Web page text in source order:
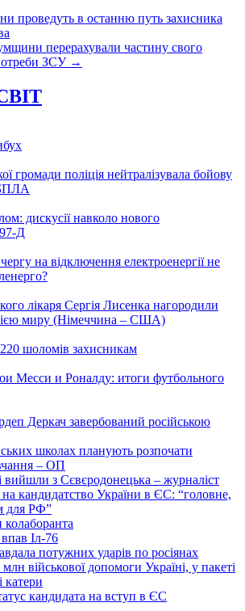
проведуть в останню путь захисника
перерахували частину свого
ЗСУ →
громади поліція нейтралізувала бойову
дискусії навколо нового
Д
на відключення електроенергії не
лікаря Сергія Лисенка нагородили
миру (Німеччина – США)
шоломів захисникам
Месси и Роналду: итоги футбольного
Деркач завербований російською
школах планують розпочати
– ОП
вийшли з Сєвєродонецька – журналіст
на кандидатство України в ЄС: “головне,
для РФ”
колаборанта
Іл-76
потужних ударів по росіянах
військової допомоги Україні, у пакеті
катери
кандидата на вступ в ЄС